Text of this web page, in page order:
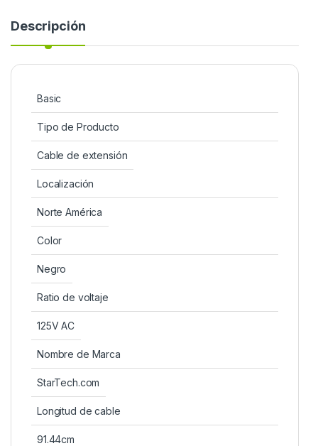
Descripción
Basic
Tipo de Producto
Cable de extensión
Localización
Norte América
Color
Negro
Ratio de voltaje
125V AC
Nombre de Marca
StarTech.com
Longitud de cable
91.44cm